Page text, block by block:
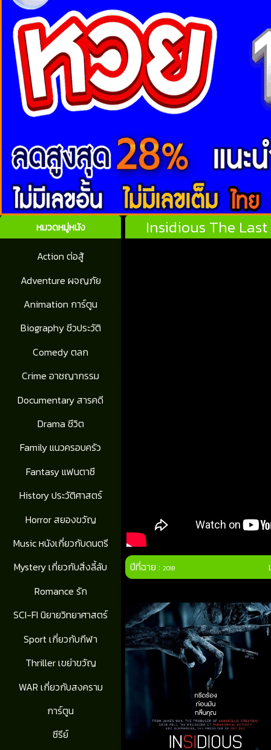
หมวดหมู่หนัง
Action ต่อสู้
Adventure ผจญภัย
Animation การ์ตูน
Biography ชีวประวัติ
Comedy ตลก
Crime อาชญากรรม
Documentary สารคดี
Drama ชีวิต
Family แนวครอบครัว
Fantasy แฟนตาซี
History ประวัติศาสตร์
Horror สยองขวัญ
Music หนังเกี่ยวกับดนตรี
Mystery เกี่ยวกับสิ่งลี้ลับ
Romance รัก
SCI-FI นิยายวิทยาศาสตร์
Sport เกี่ยวกับกีฬา
Thriller เขย่าขวัญ
WAR เกี่ยวกับสงคราม
การ์ตูน
ซีรีย์
Insidious The
ปีที่ฉาย :2018